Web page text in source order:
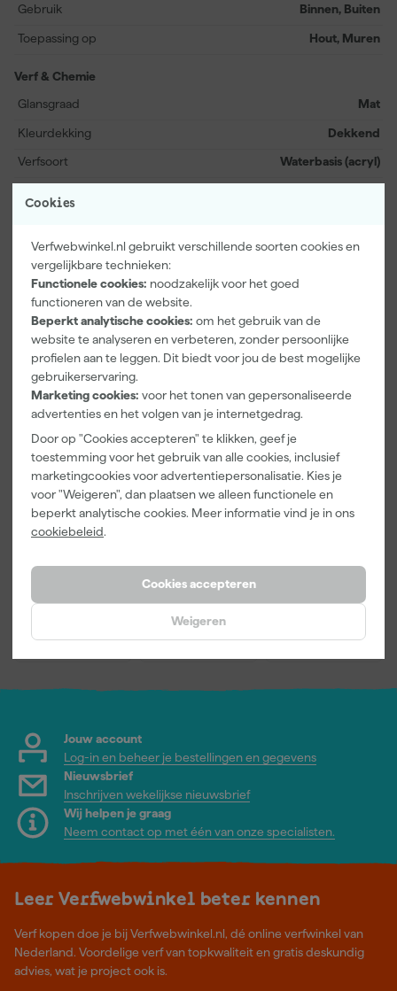
Cookies
Verfwebwinkel.nl gebruikt verschillende soorten cookies en
vergelijkbare technieken:
Functionele cookies: noodzakelijk voor het goed
functioneren van de website.
Beperkt analytische cookies: om het gebruik van de
website te analyseren en verbeteren, zonder persoonlijke
profielen aan te leggen. Dit biedt voor jou de best mogelijke
gebruikerservaring.
Marketing cookies: voor het tonen van gepersonaliseerde
advertenties en het volgen van je internetgedrag.
Door op "Cookies accepteren" te klikken, geef je
toestemming voor het gebruik van alle cookies, inclusief
marketingcookies voor advertentiepersonalisatie. Kies je
voor "Weigeren", dan plaatsen we alleen functionele en
beperkt analytische cookies. Meer informatie vind je in ons
cookiebeleid.
Cookies accepteren
Weigeren
gemakkelijk schoon te maken is. Ideaal als je een moderne of juist
verf ook duurzaam. Met de handige 125 ml samplepot kun je de
ruimte transformeert.
Gebruik
Binnen, Buiten
Toepassing op Hout, Muren
Verf & Chemie
Glansgraad
Mat
Kleurdekking Dekkend
Verfsoort Waterbasis (acryl)
Bekijk alle kenmerken
Vaak gekocht met
Kleurenkaarte
n Pakket
Morgen
incl. BTW
Go!Paint Roll
And Go 1,25L
- Roller 10cm
+ 3
49
incl. BTW
Anza PRO
Mini Antex
Platinum
Muurverfrolle
incl. BTW
Jouw account
Log-in en beheer je bestellingen en gegevens
Nieuwsbrief
Inschrijven wekelijkse nieuwsbrief
Wij helpen je graag
Neem contact op met één van onze specialisten.
Leer Verfwebwinkel beter kennen
Verf kopen doe je bij Verfwebwinkel.nl, dé online verfwinkel van
Nederland. Voordelige verf van topkwaliteit en gratis deskundig
advies, wat je project ook is.